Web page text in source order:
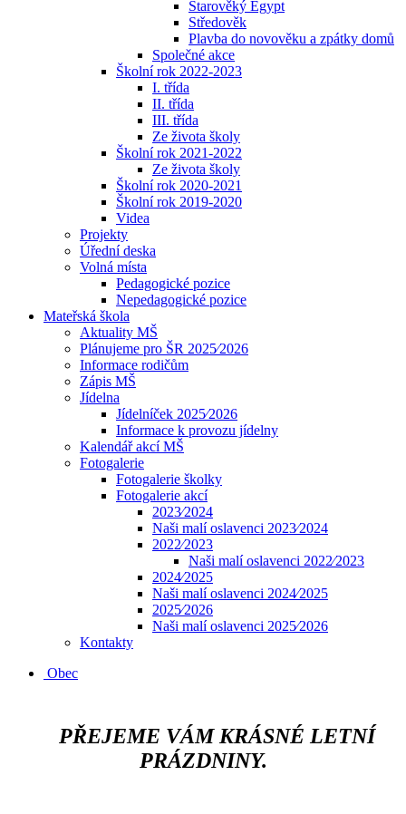
Starověký Egypt
Středověk
Plavba do novověku a zpátky domů
Společné akce
Školní rok 2022-2023
I. třída
II. třída
III. třída
Ze života školy
Školní rok 2021-2022
Ze života školy
Školní rok 2020-2021
Školní rok 2019-2020
Videa
Projekty
Úřední deska
Volná místa
Pedagogické pozice
Nepedagogické pozice
Mateřská škola
Aktuality MŠ
Plánujeme pro ŠR 2025⁄2026
Informace rodičům
Zápis MŠ
Jídelna
Jídelníček 2025⁄2026
Informace k provozu jídelny
Kalendář akcí MŠ
Fotogalerie
Fotogalerie školky
Fotogalerie akcí
2023⁄2024
Naši malí oslavenci 2023⁄2024
2022⁄2023
Naši malí oslavenci 2022⁄2023
2024⁄2025
Naši malí oslavenci 2024⁄2025
2025⁄2026
Naši malí oslavenci 2025⁄2026
Kontakty
Obec
PŘEJEME VÁM KRÁSNÉ LETNÍ
PRÁZDNINY.